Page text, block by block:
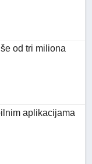
od tri miliona
aplikacijama